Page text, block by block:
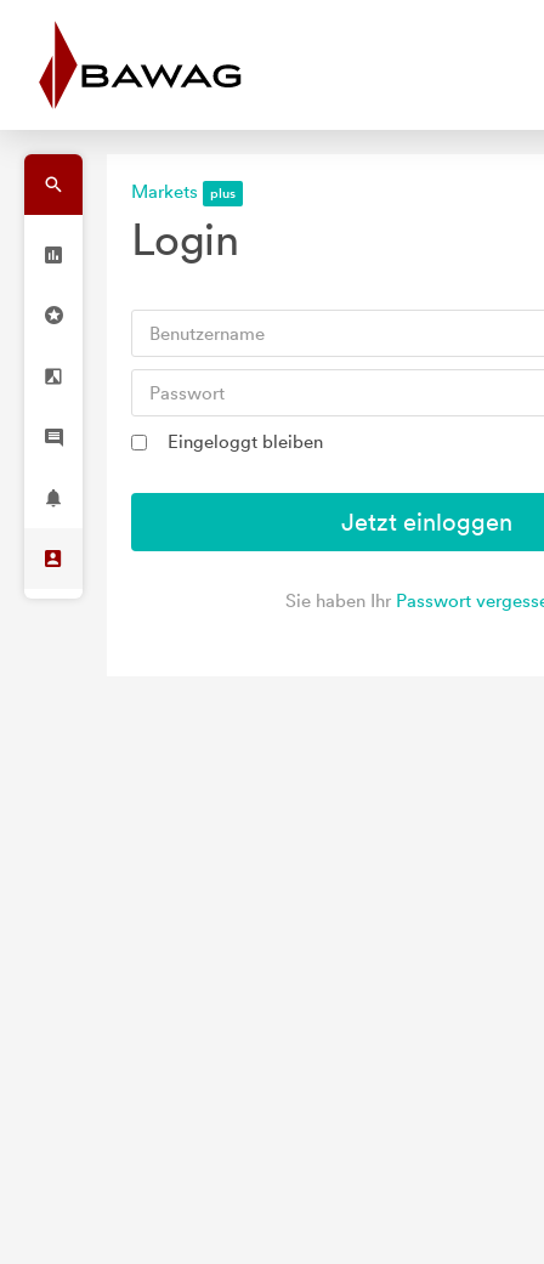
Markets
Login
Eingeloggt bleiben
Jetzt einloggen
Sie haben Ihr Passwort